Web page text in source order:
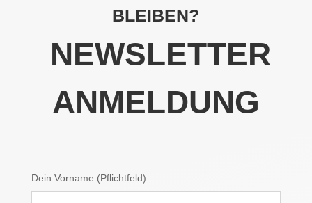
BLEIBEN?
NEWSLETTER
ANMELDUNG
Dein Vorname (Pflichtfeld)